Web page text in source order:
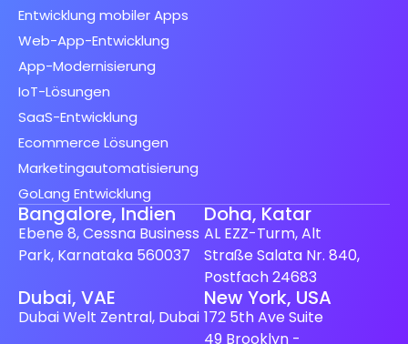
Entwicklung mobiler Apps
Web-App-Entwicklung
App-Modernisierung
IoT-Lösungen
SaaS-Entwicklung
Ecommerce Lösungen
Marketingautomatisierung
GoLang Entwicklung
Bangalore, Indien
Ebene 8, Cessna Business
Park, Karnataka 560037
Doha, Katar
AL EZZ-Turm, Alt
Straße Salata Nr. 840,
Postfach 24683
Dubai, VAE
Dubai Welt Zentral, Dubai
New York, USA
172 5th Ave Suite
49 Brooklyn -